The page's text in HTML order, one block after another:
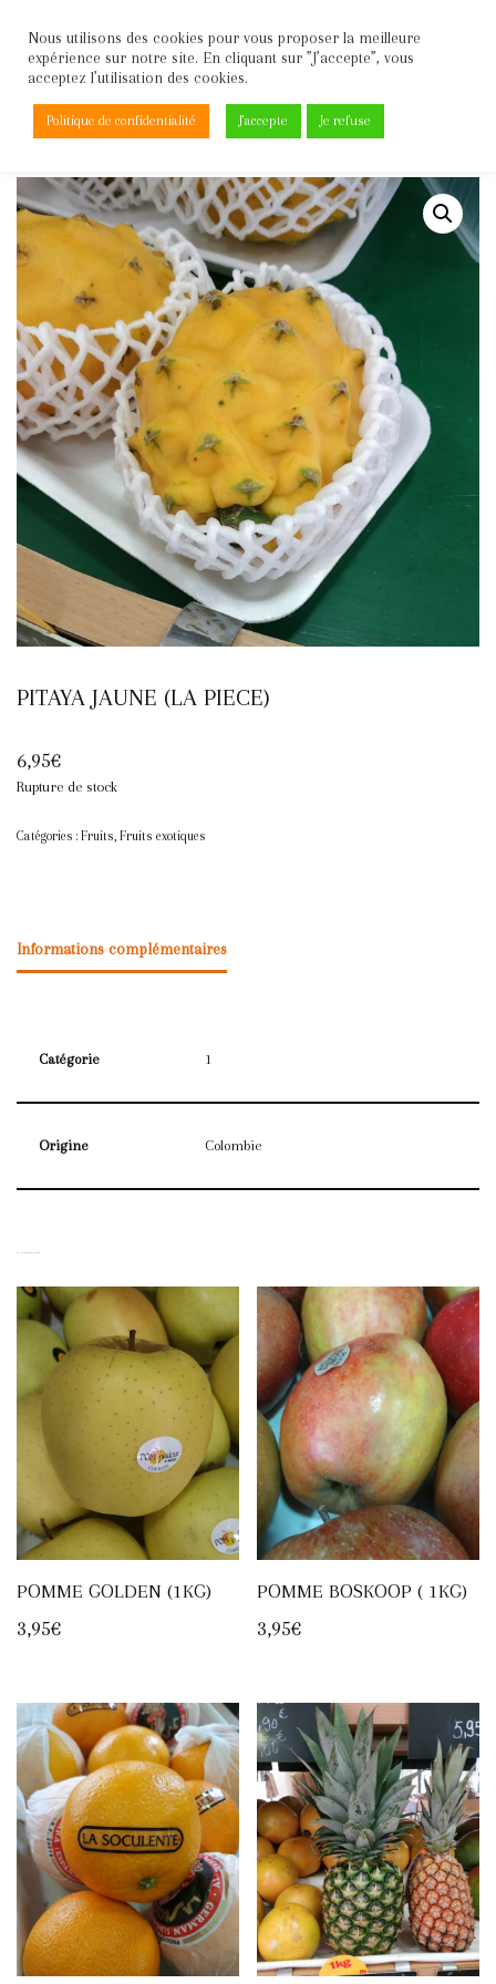
Aller
au
contenu
Accueil \ Fruits \ Fruits exotiques \ Pitaya Jaune (la piece)
PITAYA JAUNE (LA PIECE)
6,95€
Rupture de stock
Catégories : Fruits, Fruits exotiques
Informations complémentaires
Catégorie 1
Origine Colombie
POMME GOLDEN (1KG)
3,95€
POMME BOSKOOP ( 1KG)
3,95€
Nous utilisons des cookies pour vous proposer la meilleure
expérience sur notre site. En cliquant sur ”J’accepte”, vous
acceptez l’utilisation des cookies.
Politique de confidentialité J'accepte Je refuse